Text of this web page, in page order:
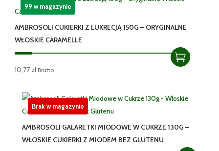
AMBROSOLI CUKIERKI Z LUKRECJĄ 150G – ORYGINALNE
WŁOSKIE CARAMELLE
10,77 zł Brutto
99 w magazynie
AMBROSOLI GALARETKI MIODOWE W CUKRZE 130G –
WŁOSKIE CUKIERKI Z MIODEM BEZ GLUTENU
Brak w magazynie